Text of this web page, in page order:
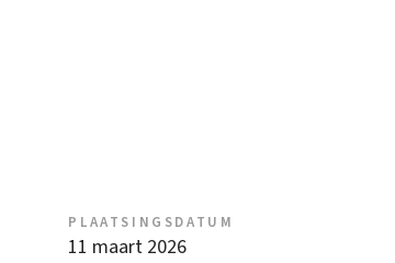
PLAATSINGSDATUM
11 maart 2026